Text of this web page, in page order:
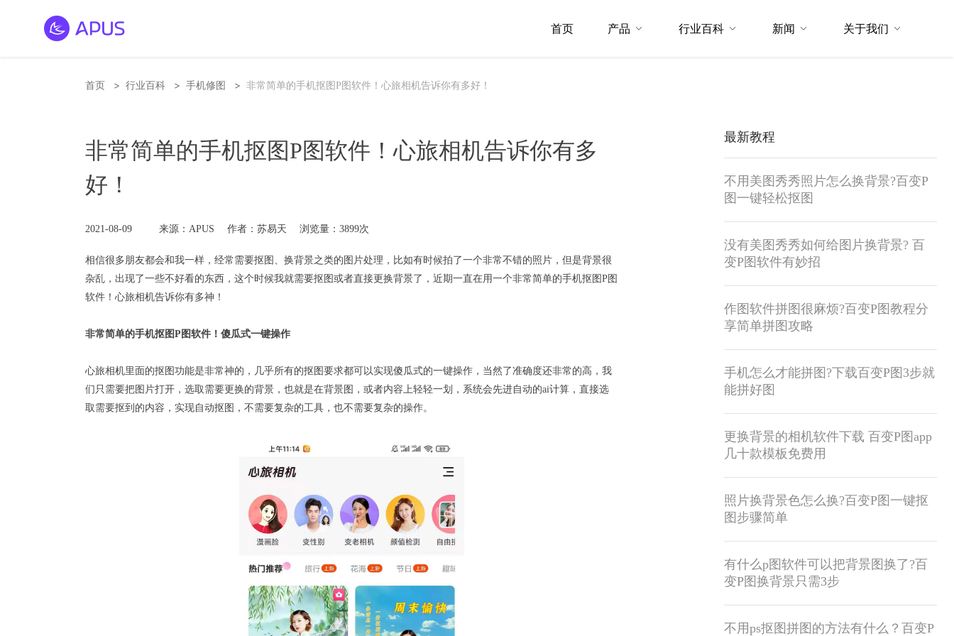
首页 产品 行业百科 新闻 关于我们
首页 > 行业百科 > 手机修图 > 非常简单的手机抠图P图软件！心旅相机告诉你有多好！
非常简单的手机抠图P图软件！心旅相机告诉你有多
好！
2021-08-09 来源：APUS 作者：苏易天 浏览量：3899次
相信很多朋友都会和我一样，经常需要抠图 、 换背景之类的图片处理，比如有时候拍了一个非常不错的照片，但是背景很
杂乱，出现了一些不好看的东西，这个时候我就需要抠图或者直接更换背景了，近期一直在用一个非常简单的手机抠图 P图
软件！ 心旅相机告诉你有多神！
非常简单的手机抠图P图软件 ！傻瓜式一键操作
心旅相机里面的抠图功能是非常神的，几乎所有的抠图要求都可以实现傻瓜式的一键操作，当然了准确度还非常的高，我
们只需要把图片打开，选取需要更换的背景，也就是在背景图，或者内容上轻轻一划，系统会先进自动的ai计算，直接选
取需要抠到的内容，实现自动抠图 ，不需要复杂的工具，也不需要复杂的操作。
最新教程
不用美图秀秀照片怎么换背景?百变P
图一键轻松抠图
没有美图秀秀如何给图片换背景? 百
变P图软件有妙招
作图软件拼图很麻烦?百变P图教程分
享简单拼图攻略
手机怎么才能拼图?下载百变P图3步就
能拼好图
更换背景的相机软件下载 百变P图app
几十款模板免费用
照片换背景色怎么换?百变P图一键抠
图步骤简单
有什么p图软件可以把背景图换了?百
变P图换背景只需3步
不用ps抠图拼图的方法有什么？百变P